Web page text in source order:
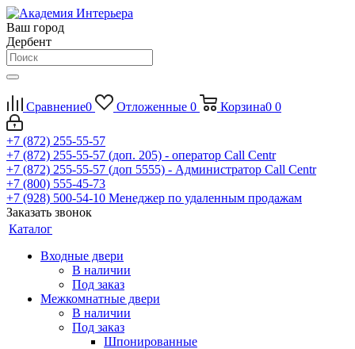
Ваш город
Дербент
Сравнение0 Отложенные 0 Корзина0 0
+7 (872) 255-55-57
+7 (872) 255-55-57 (доп. 205) - оператор Call Centr
+7 (872) 255-55-57 (доп 5555) - Администратор Call Centr
+7 (800) 555-45-73
+7 (928) 500-54-10 Менеджер по удаленным продажам
Заказать звонок
Каталог
Входные двери
В наличии
Под заказ
Межкомнатные двери
В наличии
Под заказ
Шпонированные